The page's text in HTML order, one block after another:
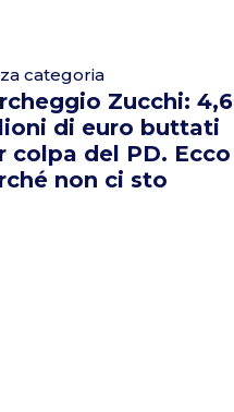
categoria
Zucchi: 4,6
di euro buttati
colpa del PD. Ecco
non ci sto